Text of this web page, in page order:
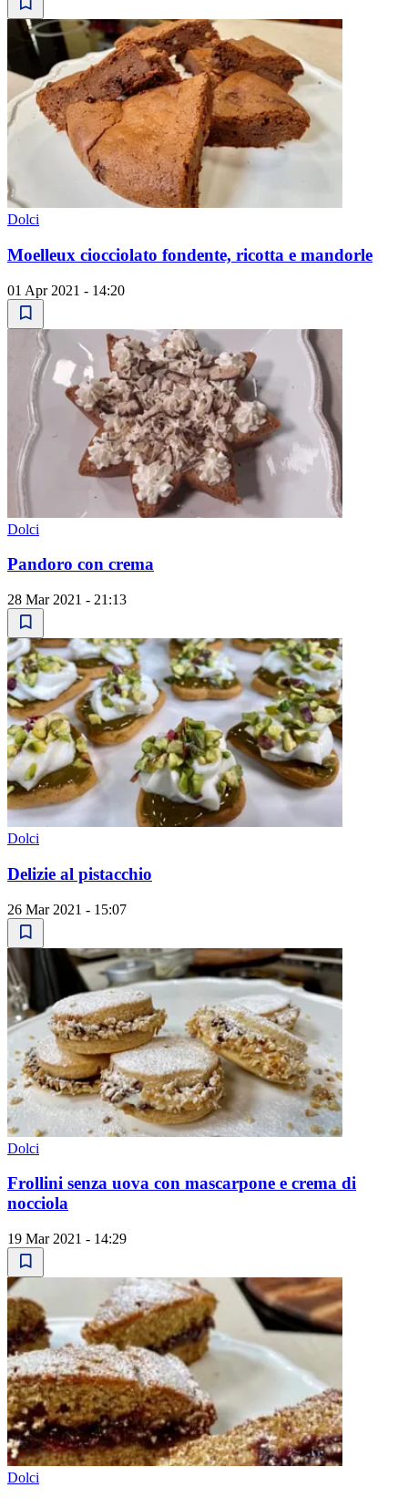
Dolci
Moelleux ciocciolato fondente, ricotta e mandorle
01 Apr 2021 - 14:20
Dolci
Pandoro con crema
28 Mar 2021 - 21:13
Dolci
Delizie al pistacchio
26 Mar 2021 - 15:07
Dolci
Frollini senza uova con mascarpone e crema di
nocciola
19 Mar 2021 - 14:29
Dolci